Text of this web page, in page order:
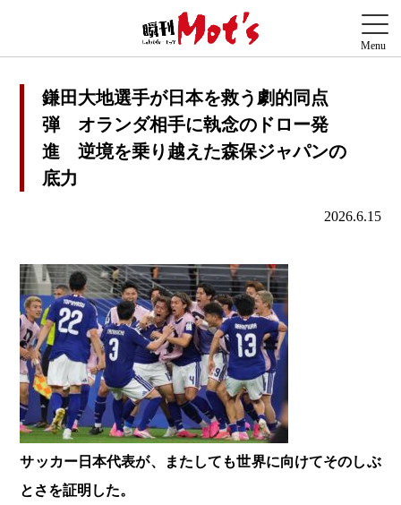
鎌田大地選手が日本を救う劇的同点
弾 オランダ相手に執念のドロー発
進 逆境を乗り越えた森保ジャパンの
底力
2026.6.15
サッカー日本代表が、またしても世界に向けてそのしぶ
とさを証明した。